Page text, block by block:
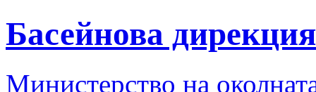
Басейнова
Министерство на